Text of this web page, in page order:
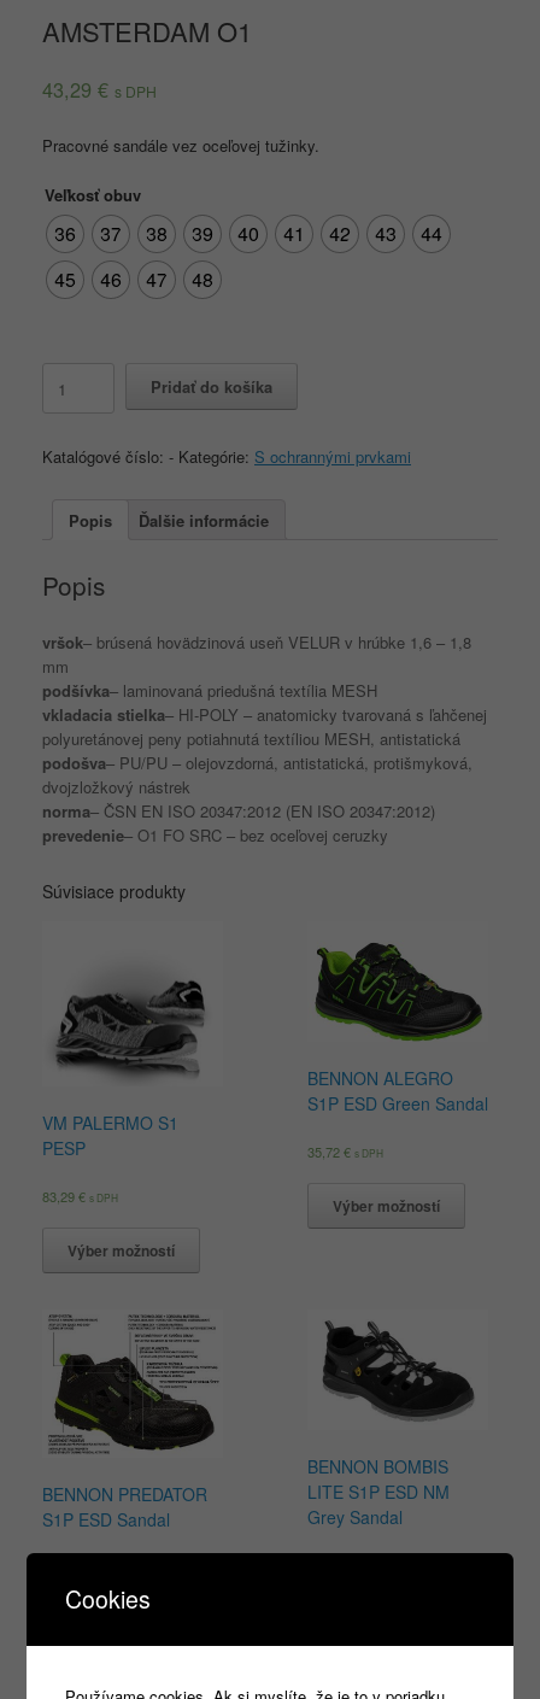
AMSTERDAM O1
43,29 € s DPH
Pracovné sandále vez oceľovej tužinky.
Veľkosť obuv
36 37 38 39 40 41 42 43
44
45
46 47 48
AMSTERDAM
Pridať do košíka
Katalógové číslo: - Kategórie: S ochrannými prvkami
Popis Ďalšie informácie
Popis
vršok– brúsená hovädzinová useň VELUR v hrúbke 1,6 – 1,8
mm
podšívka– laminovaná priedušná textília MESH
vkladacia stielka– HI-POLY – anatomicky tvarovaná s ľahčenej
polyuretánovej peny potiahnutá textíliou MESH, antistatická
podošva– PU/PU – olejovzdorná, antistatická, protišmyková,
dvojzložkový nástrek
norma– ČSN EN ISO 20347:2012 (EN ISO 20347:2012)
prevedenie– O1 FO SRC – bez oceľovej ceruzky
Súvisiace produkty
VM PALERMO S1
PESP
83,29€ s DPH
Výber možností
BENNON ALEGRO
S1P ESD Green Sandal
35,72€ s DPH
Výber možností
BENNON PREDATOR
S1P ESD Sandal
BENNON BOMBIS
LITE S1P ESD NM
Grey Sandal
Cookies